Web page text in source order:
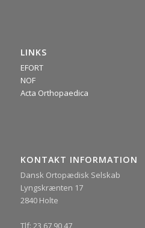
LINKS
EFORT
NOF
Acta Orthopaedica
KONTAKT INFORMATION
Dansk Ortopædisk Selskab
Lyngskrænten 17
2840 Holte
Tlf: 23 67 90 47